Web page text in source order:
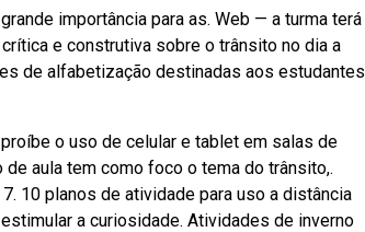
importância para as. Web — a turma terá
e construtiva sobre o trânsito no dia a
de alfabetização destinadas aos estudantes
o uso de celular e tablet em salas de
aula tem como foco o tema do trânsito,.
10 planos de atividade para uso a distância
a curiosidade. Atividades de inverno